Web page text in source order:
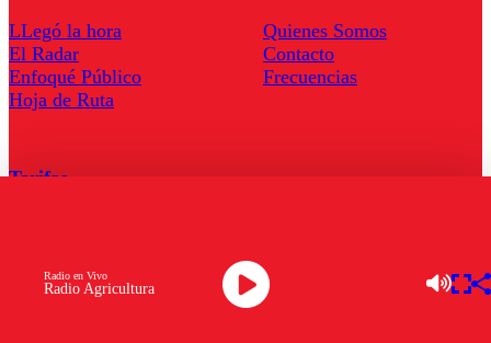
Radio Agricultura
Radio en Vivo
LLegó la hora
El Radar
Enfoqué Público
Hoja de Ruta
Quienes Somos
Contacto
Frecuencias
Tarifas